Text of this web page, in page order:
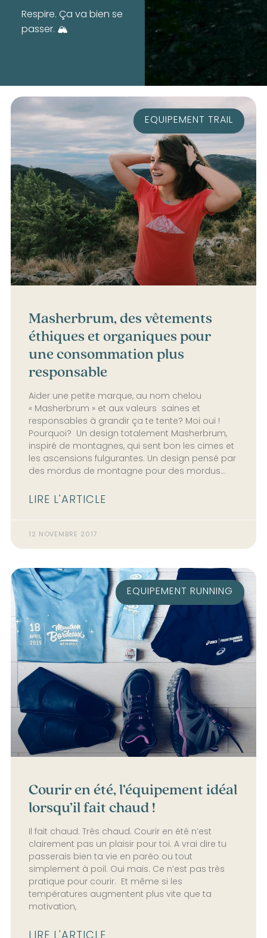
Respire. Ça va bien se
passer. 🏔️
EQUIPEMENT TRAIL
Masherbrum, des vêtements
éthiques et organiques pour
une consommation plus
responsable
Aider une petite marque, au nom chelou
« Masherbrum » et aux valeurs saines et
responsables à grandir ça te tente? Moi oui !
Pourquoi? Un design totalement Masherbrum,
inspiré de montagnes, qui sent bon les cimes et
les ascensions fulgurantes. Un design pensé par
des mordus de montagne pour des mordus…
LIRE L'ARTICLE
12 NOVEMBRE 2017
EQUIPEMENT RUNNING
Courir en été, l’équipement idéal
lorsqu’il fait chaud !
Il fait chaud. Très chaud. Courir en été n’est
clairement pas un plaisir pour toi. A vrai dire tu
passerais bien ta vie en paréo ou tout
simplement à poil. Oui mais. Ce n’est pas très
pratique pour courir. Et même si les
températures augmentent plus vite que ta
motivation,